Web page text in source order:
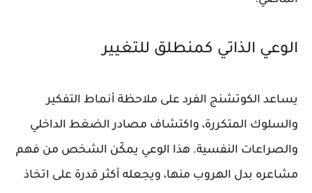
الوعي الذاتي كمنطلق للتغيير
يساعد الكوتشنج الفرد على ملاحظة أنماط التفكير
والسلوك المتكررة، واكتشاف مصادر الضغط الداخلي
والصراعات النفسية. هذا الوعي يمكّن الشخص من فهم
مشاعره بدل الهروب منها، ويجعله أكثر قدرة على اتخاذ